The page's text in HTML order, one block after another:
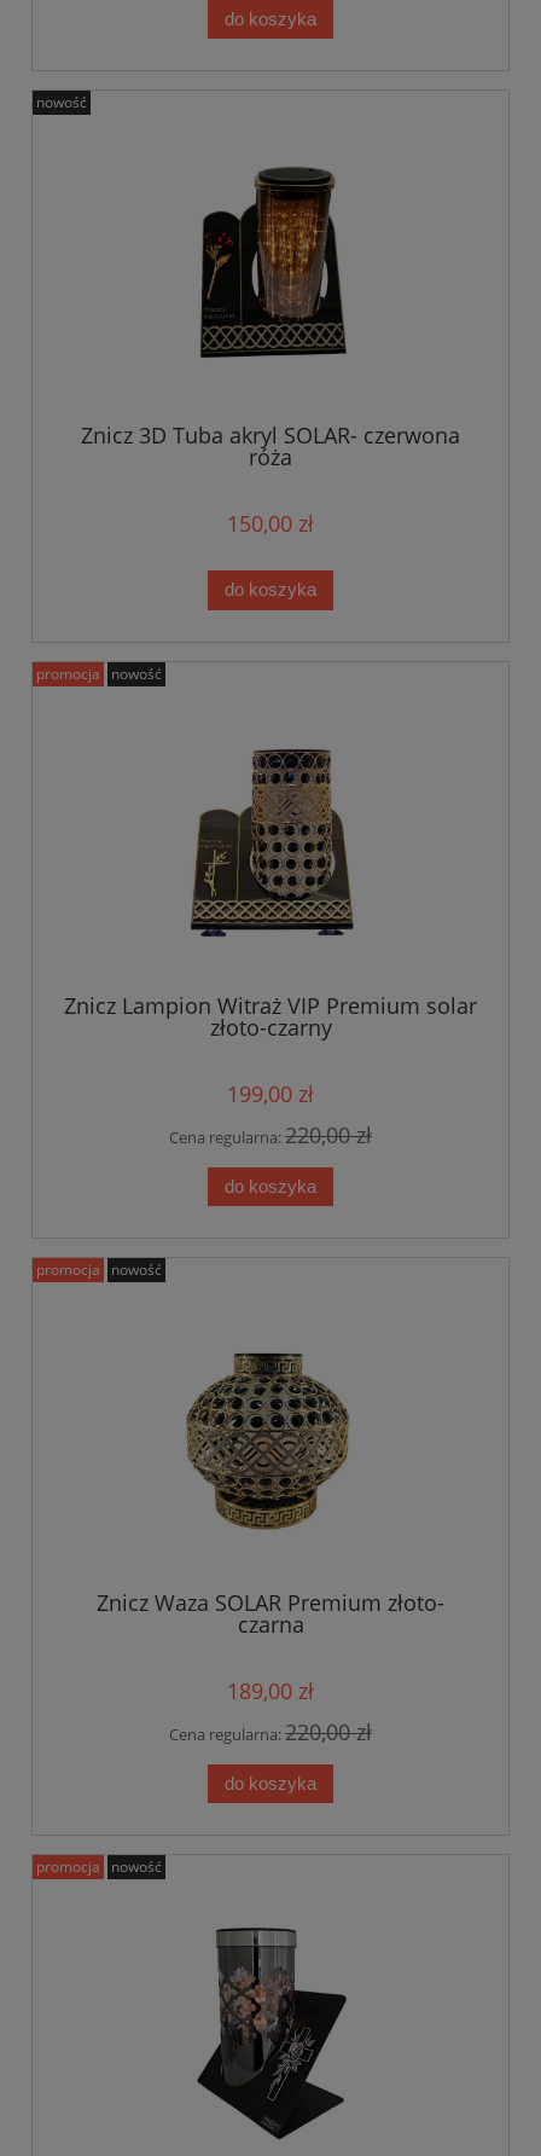
do koszyka
Znicz 3D Tuba akryl SOLAR- czerwona
róża
150,00 zł
do koszyka
nowość
Znicz Lampion Witraż VIP Premium solar
złoto-czarny
199,00 zł
Cena regularna:220,00 zł
do koszyka
promocja nowość
Znicz Waza SOLAR Premium złoto-
czarna
189,00 zł
Cena regularna:220,00 zł
do koszyka
promocja nowość
promocja nowość